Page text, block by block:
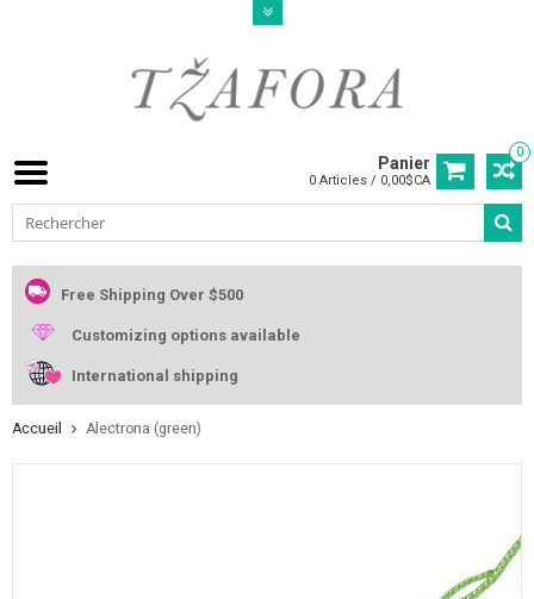
0
Panier
0 Articles / 0,00$CA
Free Shipping Over $500
Customizing options available
International shipping
Accueil Alectrona (green)